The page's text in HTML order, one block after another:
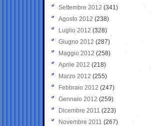
Settembre 2012 (341)
Agosto 2012 (238)
Luglio 2012 (328)
Giugno 2012 (287)
Maggio 2012 (258)
Aprile 2012 (218)
Marzo 2012 (255)
Febbraio 2012 (247)
Gennaio 2012 (259)
Dicembre 2011 (223)
Novembre 2011 (267)